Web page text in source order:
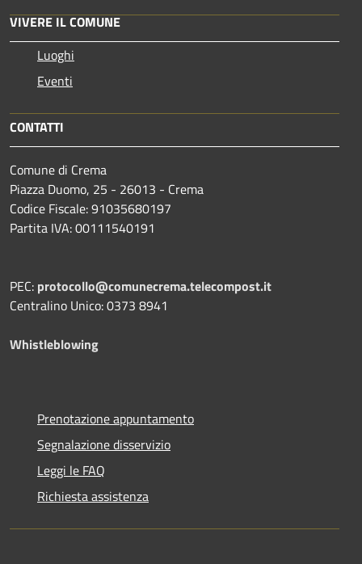
VIVERE IL COMUNE
Luoghi
Eventi
CONTATTI
Comune di Crema
Piazza Duomo, 25 - 26013 - Crema
Codice Fiscale: 91035680197
Partita IVA: 00111540191
PEC: protocollo@comunecrema.telecompost.it
Centralino Unico: 0373 8941
Whistleblowing
Prenotazione appuntamento
Segnalazione disservizio
Leggi le FAQ
Richiesta assistenza